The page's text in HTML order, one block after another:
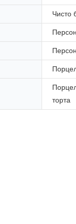
Чисто
торта